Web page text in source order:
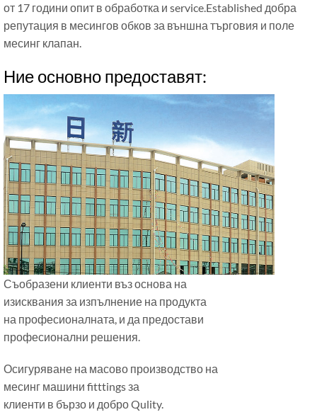
от 17 години опит в обработка и service.Established добра
репутация в месингов обков за външна търговия и поле
месинг клапан.
Ние основно предоставят:
Съобразени клиенти въз основа на
изисквания за изпълнение на продукта
на професионалната, и да предостави
професионални решения.
Осигуряване на масово производство на
месинг машини fitttings за
клиенти в бързо и добро Qulity.